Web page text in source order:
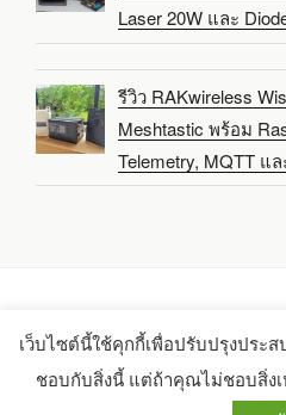
Laser 20W และ
รีวิว RAKwireless
Meshtastic พร้อม
Telemetry, MQTT แ
Copyright 2021-2025 -CNX
เว็บไซต์นี้ใช้คุกกี้เพื่อปรับปรุงประ
ชอบกับสิ่งนี้ แต่ถ้าคุณไม่ชอบสิ่ง